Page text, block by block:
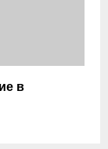
в